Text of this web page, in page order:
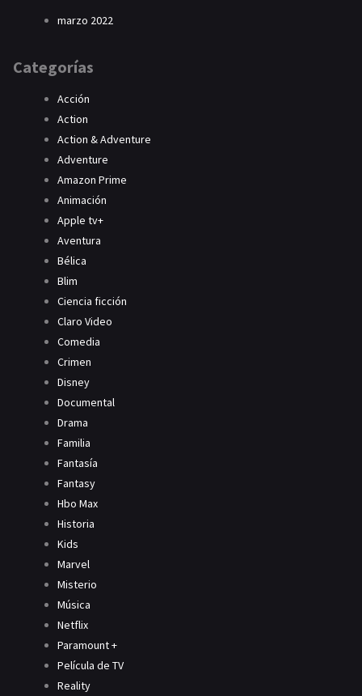
marzo 2022
Categorías
Acción
Action
Action & Adventure
Adventure
Amazon Prime
Animación
Apple tv+
Aventura
Bélica
Blim
Ciencia ficción
Claro Video
Comedia
Crimen
Disney
Documental
Drama
Familia
Fantasía
Fantasy
Hbo Max
Historia
Kids
Marvel
Misterio
Música
Netflix
Paramount +
Película de TV
Reality